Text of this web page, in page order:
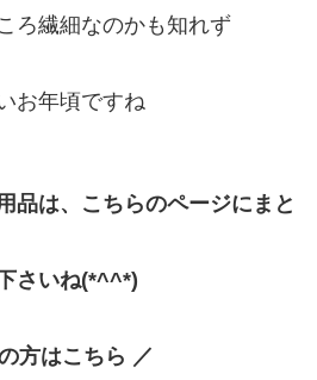
ろ繊細なのかも知れず
お年頃ですね
品は、こちらのページにまと
さいね(*^^*)
方はこちら ／